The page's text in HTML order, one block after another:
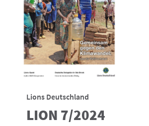
Lions Deutschland
LION 7/2024